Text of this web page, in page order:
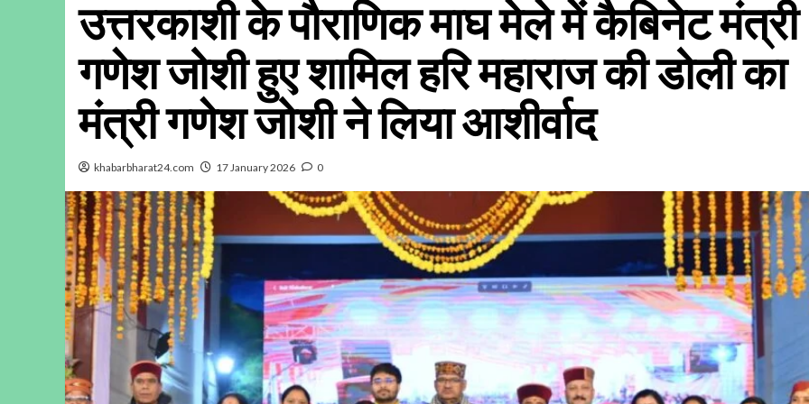
उत्तरकाशी के पौराणिक माघ मेले में कैबिनेट मंत्री
गणेश जोशी हुए शामिल हरि महाराज की डोली का
मंत्री गणेश जोशी ने लिया आशीर्वाद
khabarbharat24.com 17 January 2026 0